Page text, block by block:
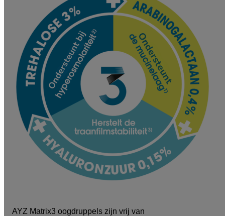
AYZ Matrix3 oogdruppels zijn vrij van